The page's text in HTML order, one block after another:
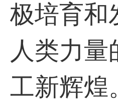
极培育和
人类力
工新辉煌